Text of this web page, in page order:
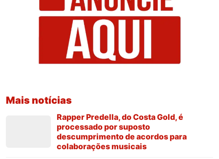
Mais notícias
Rapper Predella, do Costa Gold, é
processado por suposto
descumprimento de acordos para
colaborações musicais